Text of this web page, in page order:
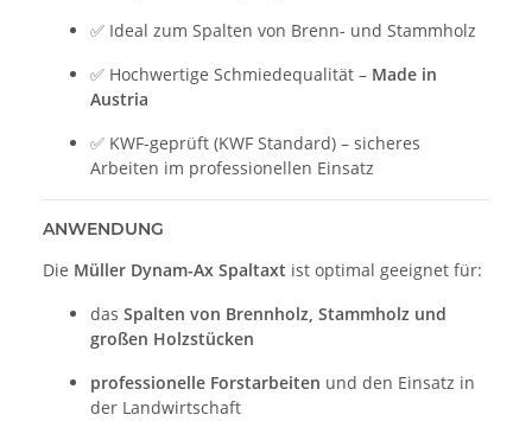
✅ Ideal zum Spalten von Brenn- und Stammholz
✅ Hochwertige Schmiedequalität – Made in
Austria
✅ KWF-geprüft (KWF Standard) – sicheres
Arbeiten im professionellen Einsatz
ANWENDUNG
Die Müller Dynam-Ax Spaltaxt ist optimal geeignet für:
das Spalten von Brennholz, Stammholz und
großen Holzstücken
professionelle Forstarbeiten und den Einsatz in
der Landwirtschaft